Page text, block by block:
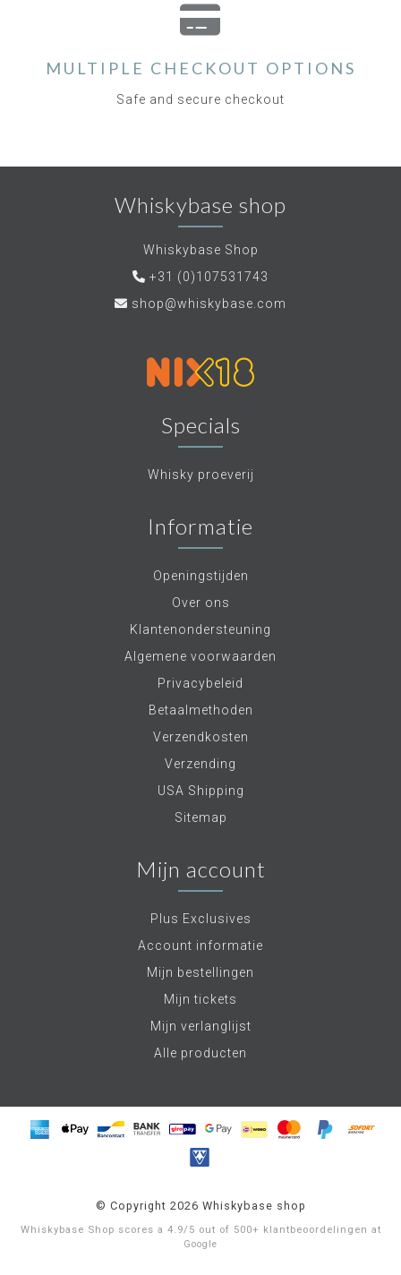
MULTIPLE CHECKOUT OPTIONS
Safe and secure checkout
Whiskybase shop
Whiskybase Shop
+31 (0)107531743
shop@whiskybase.com
Specials
Whisky proeverij
Informatie
Openingstijden
Over ons
Klantenondersteuning
Algemene voorwaarden
Privacybeleid
Betaalmethoden
Verzendkosten
Verzending
USA Shipping
Sitemap
Mijn account
Plus Exclusives
Account informatie
Mijn bestellingen
Mijn tickets
Mijn verlanglijst
Alle producten
© Copyright 2026 Whiskybase shop
Whiskybase Shop scores a 4.9/ 5 out of 500+ klantbeoordelingen at
Google